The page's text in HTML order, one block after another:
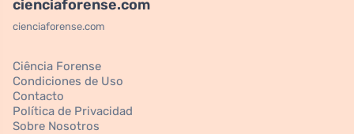
cienciaforense.com
cienciaforense.com
Ciência Forense
Condiciones de Uso
Contacto
Política de Privacidad
Sobre Nosotros